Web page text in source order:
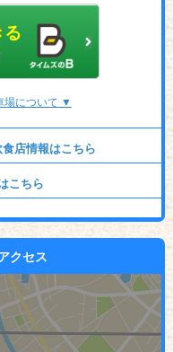
る
場について ▼
店情報はこちら
こちら
クセス